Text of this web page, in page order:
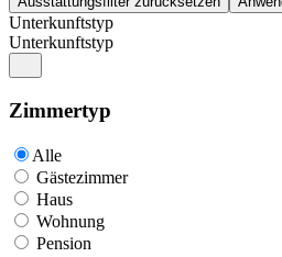
Unterkunftstyp
Unterkunftstyp
Zimmertyp
Alle
Gästezimmer
Haus
Wohnung
Pension